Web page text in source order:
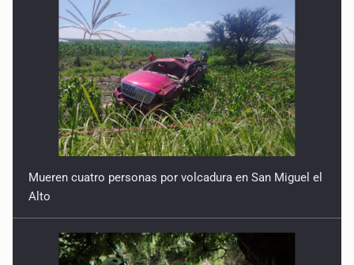
Mueren cuatro personas por volcadura en San Miguel el
Alto